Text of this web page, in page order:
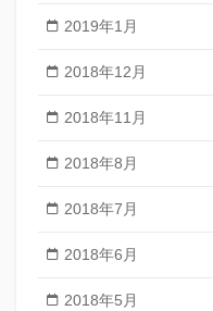
2019年1月
2018年12月
2018年11月
2018年8月
2018年7月
2018年6月
2018年5月